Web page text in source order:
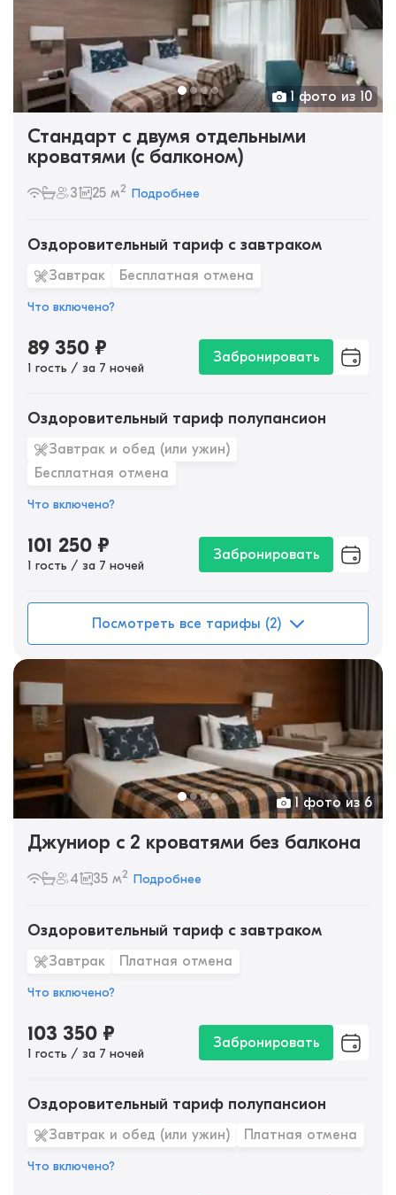
1 фото из 10
Стандарт с двумя отдельными
кроватями (с балконом)
3 25 м2 Подробнее
Оздоровительный тариф с завтраком
Завтрак Бесплатная отмена
Что включено?
89 350 ₽
1 гость / за 7 ночей
Забронировать
Оздоровительный тариф полупансион
Завтрак и обед (или ужин)
Бесплатная отмена
Что включено?
101 250 ₽
1 гость / за 7 ночей
Забронировать
Посмотреть все тарифы (2)
1 фото из 6
Джуниор с 2 кроватями без балкона
4 35 м2 Подробнее
Оздоровительный тариф с завтраком
Завтрак Платная отмена
Что включено?
103 350 ₽
1 гость / за 7 ночей
Забронировать
Оздоровительный тариф полупансион
Завтрак и обед (или ужин) Платная отмена
Что включено?